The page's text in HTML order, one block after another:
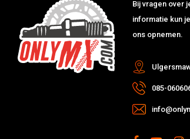
Bij vragen over
informatie kun
ons opnemen.
085-